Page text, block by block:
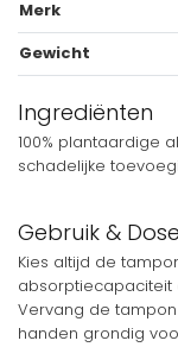
Merk
Gewicht
Ingrediënten
100% plantaardige
schadelijke
Gebruik &
Kies altijd de
absorptiecapaciteit
Vervang de
handen grondig